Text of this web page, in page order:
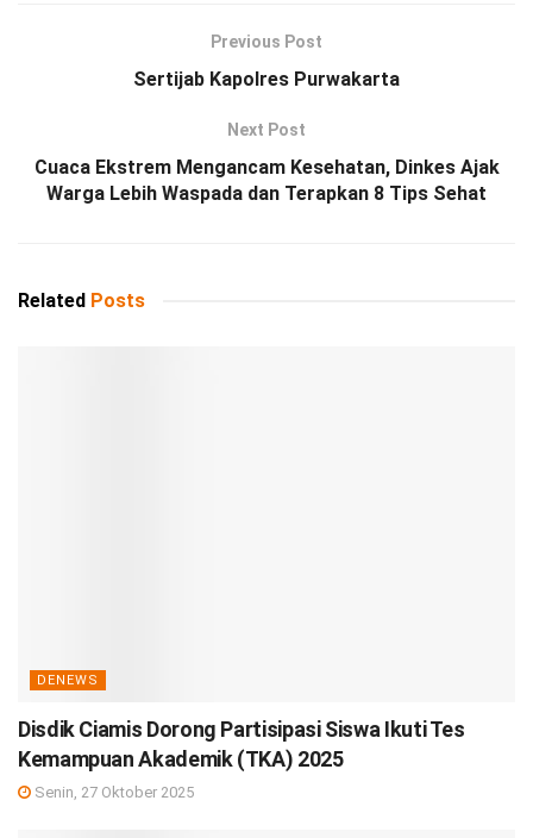
Previous Post
Sertijab Kapolres Purwakarta
Next Post
Cuaca Ekstrem Mengancam Kesehatan, Dinkes Ajak
Warga Lebih Waspada dan Terapkan 8 Tips Sehat
Related Posts
DENEWS
Disdik Ciamis Dorong Partisipasi Siswa Ikuti Tes
Kemampuan Akademik (TKA) 2025
Senin, 27 Oktober 2025